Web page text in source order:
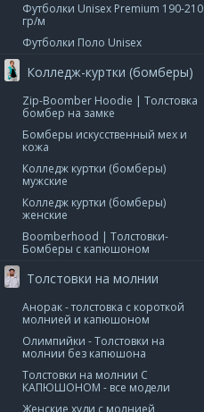
Футболки Unisex Premium 190-210
гр/м
Футболки Поло Unisex
Колледж-куртки (бомберы)
Zip-Boomber Hoodie | Толстовка
бомбер на замке
Бомберы искусственный мех и
кожа
Колледж куртки (бомберы)
мужские
Колледж куртки (бомберы)
женские
Boomberhood | Толстовки-
Бомберы с капюшоном
Толстовки на молнии
Анорак - толстовка с короткой
молнией и капюшоном
Олимпийки - Толстовки на
молнии без капюшона
Толстовки на молнии С
КАПЮШОНОМ - все модели
Женские худи с молнией